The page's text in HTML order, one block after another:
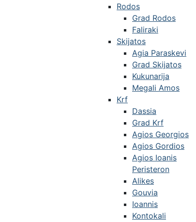
Rodos
Grad Rodos
Faliraki
Skijatos
Agia Paraskevi
Grad Skijatos
Kukunarija
Megali Amos
Krf
Dassia
Grad Krf
Agios Georgios
Agios Gordios
Agios Ioanis
Peristeron
Alikes
Gouvia
Ioannis
Kontokali